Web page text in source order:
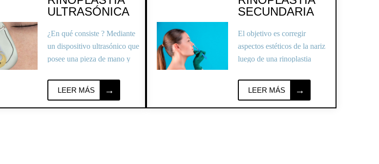
ULTRASÓNICA
¿En qué consiste ? Mediante
un dispositivo ultrasónico que
posee una pieza de mano y
LEER MÁS
SECUNDARIA
El objetivo es corregir
aspectos estéticos de la nariz
luego de una rinoplastia
satisfactorios.
LEER MÁS